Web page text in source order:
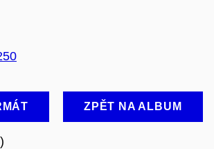
ZPĚT NA ALBUM